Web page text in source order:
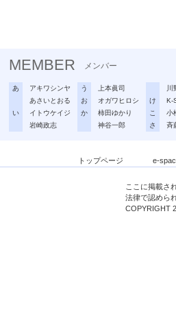
MEMBER メンバー
あ
アキワシンヤ
あさいとおる
い
イトウケイジ
岩崎政志
う
上本眞司
お
オガワヒロシ
か
柿田ゆかり
神谷一郎
け
K-
こ
小
さ
斉
トップページ e-
ここに掲載さ
法律で認めら
COPYRIGHT